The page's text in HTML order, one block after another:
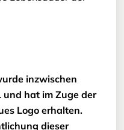
inzwischen
hat im Zuge der
Logo erhalten.
dieser